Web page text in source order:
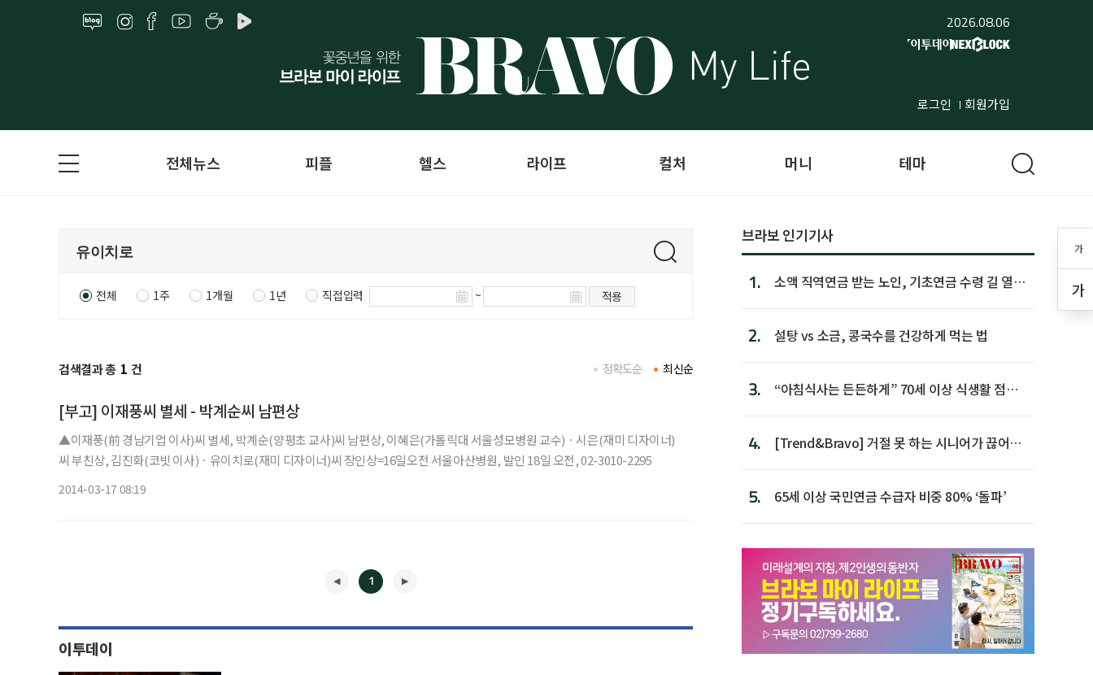
2026.08.06
로그인 회원가입
가
가
전체뉴스 피플 헬스 라이프 컬처 머니 테마
전체 1주 1개월 1년 직접입력 ~ 적용
검색결과 총 1 건 최신순
정확도순
[부고] 이재풍씨 별세 - 박계순씨 남편상
▲이재풍(前 경남기업 이사)씨 별세, 박계순(양평초 교사)씨 남편상, 이혜은(가톨릭대 서울성모병원 교수)ㆍ시은(재미 디자이너)
씨 부친상, 김진화(코빗 이사)ㆍ유이치로(재미 디자이너)씨 장인상=16일오전 서울아산병원, 발인 18일 오전, 02-3010-2295
2014-03-17 08:19
1
이투데이
브라보 인기기사
1.
소액 직역연금 받는 노인, 기초연금 수령 길 열린
2. 설탕 vs 소금, 콩국수를 건강하게 먹는 법
3.
“아침식사는 든든하게” 70세 이상 식생활 점수
4.
[Trend&Bravo] 거절 못 하는 시니어가 끊어야
5. 65세 이상 국민연금 수급자 비중 80% ‘돌파’